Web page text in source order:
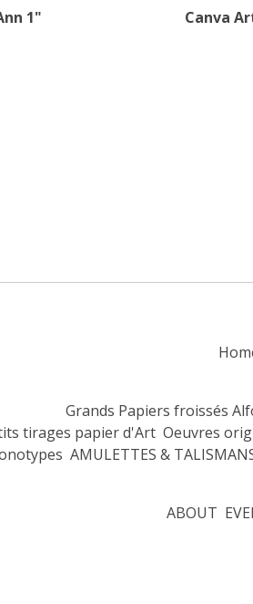
1"
Canva
Grands Papiers froissés
tirages papier d'Art Oeuvres
AMULETTES &
ABOUT